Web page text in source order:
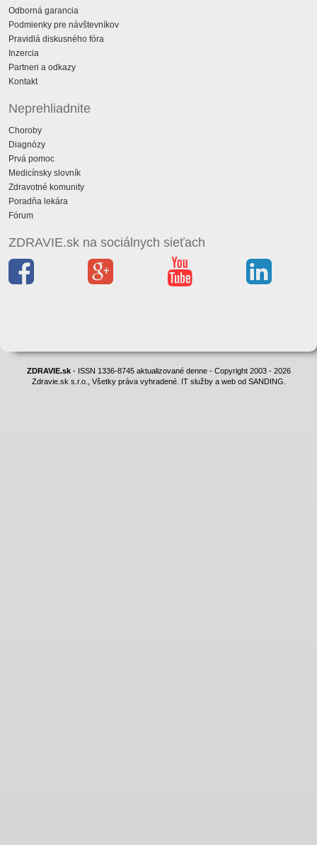
Odborná garancia
Podmienky pre návštevníkov
Pravidlá diskusného fóra
Inzercia
Partneri a odkazy
Kontakt
Neprehliadnite
Choroby
Diagnózy
Prvá pomoc
Medicínsky slovník
Zdravotné komunity
Poradňa lekára
Fórum
ZDRAVIE.sk na sociálnych sieťach
ZDRAVIE.sk- ISSN 1336-8745 aktualizované denne - Copyright 2003 - 2026
Zdravie.sk s.r.o., Všetky práva vyhradené. IT služby a web od SANDING.